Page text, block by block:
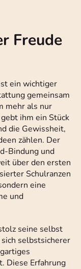
Freude
ein wichtiger
gemeinsam
mehr als nur
ihm ein Stück
die Gewissheit,
zählen. Der
Bindung und
über den ersten
Schulranzen
eine
und
seine selbst
selbstsicherer
Diese Erfahrung